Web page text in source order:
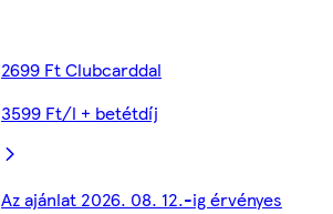
2699 Ft Clubcarddal
3599 Ft/l + betétdíj
Az ajánlat 2026. 08. 12.-ig érvényes